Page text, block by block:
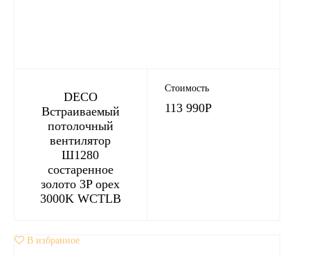
DECO
Встраиваемый
потолочный
вентилятор
Ш1280
состаренное
золото 3P орех
3000K WCTLB
Стоимость
113 990Р
В избранное